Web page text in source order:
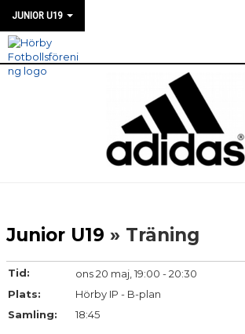
JUNIOR U19
HEM
Junior U19 » Träning
Tid:
ons 20 maj, 19:00 - 20:30
Plats:
Hörby IP - B-plan
Samling:
18:45